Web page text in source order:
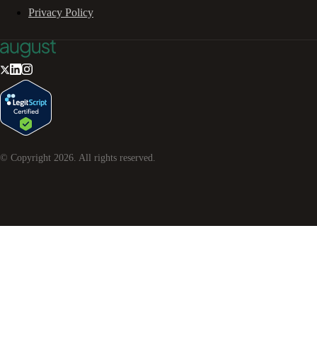
Privacy Policy
© Copyright 2026. All rights reserved.